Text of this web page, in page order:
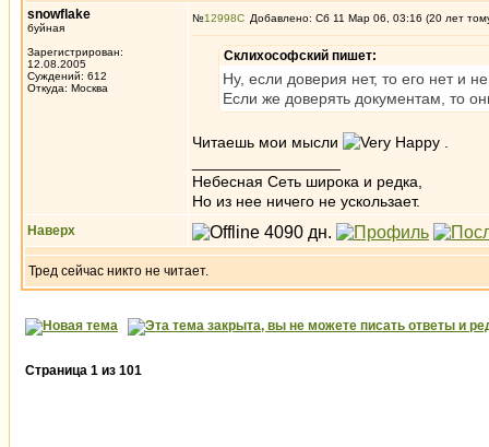
snowflake
буйная
Зарегистрирован:
12.08.2005
Суждений: 612
Откуда: Москва
№12998 Добавлено: Сб 11 Мар 06, 03:16 (20 лет
Склихософский пишет:
Ну, если доверия нет, то его нет и
Если же доверять документам, то
Читаешь мои мысли
Небесная Сеть широка и редка,
Но из нее ничего не ускользает.
Наверх
Тред сейчас никто не читает.
Страница 1 из 101